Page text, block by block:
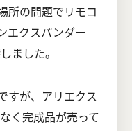
所の問題でリモコ
エクスパンダー
ました。
すが、アリエクス
く完成品が売って